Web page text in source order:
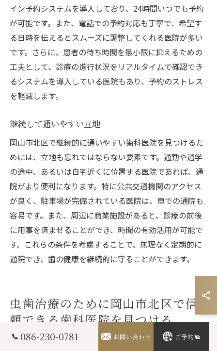
イン予約システムを導入しており、24時間いつでも予約
が可能です。また、電話での予約対応も丁寧で、希望す
る日時を伝えるとスムーズに調整してくれる医院が多い
です。さらに、患者の待ち時間を最小限に抑えるための
工夫として、診療の進行状況をリアルタイムで確認でき
るシステムを導入している医院もあり、予約のストレス
を軽減します。
継続して通いやすい立地
岡山市北区で継続的に通いやすい歯科医院を見つけるた
めには、立地も忘れてはならない要素です。通勤や通学
の途中、あるいは自宅近くに位置する医院であれば、通
院がより便利になります。特に公共交通機関のアクセス
が良く、駐車場が完備されている医院は、車での通院も
容易です。また、周辺に商業施設があると、診療の前後
に用事を済ませることができ、時間の有効活用が可能で
す。これらの条件を考慮することで、無理なく定期的に
通院でき、歯の健康を継続的に守ることができます。
虫歯治療のために岡山市北区で信
頼できる歯科医院を見つける
086-230-0781 お問い合わせ ご予約